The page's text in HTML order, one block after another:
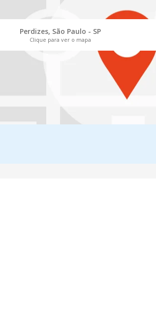
Perdizes, São Paulo - SP
Clique para ver o mapa